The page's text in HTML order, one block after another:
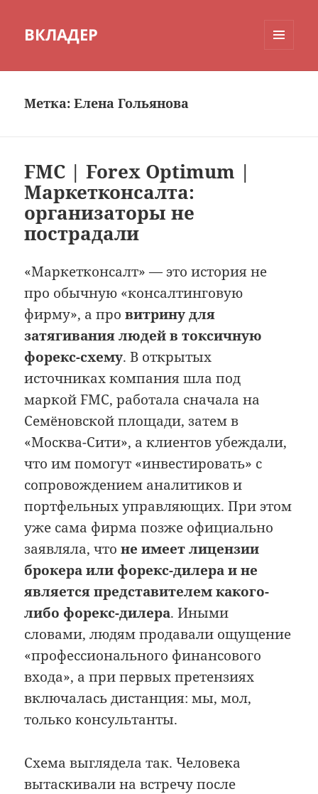
ВКЛАДЕР
Метка:Елена Гольянова
FMC | Forex Optimum |
Маркетконсалта:
организаторы не
пострадали
«Маркетконсалт» — это история не
про обычную «консалтинговую
фирму», а провитрину для
затягивания людей в токсичную
форекс-схему. В открытых
источниках компания шла под
маркой FMC, работала сначала на
Семёновской площади, затем в
«Москва-Сити», а клиентов убеждали,
что им помогут «инвестировать» с
сопровождением аналитиков и
портфельных управляющих. При этом
уже сама фирма позже официально
заявляла, чтоне имеет лицензии
брокера или форекс-дилера и не
является представителем какого-
либо форекс-дилера. Иными
словами, людям продавали ощущение
«профессионального финансового
входа», а при первых претензиях
включалась дистанция: мы, мол,
только консультанты.
Схема выглядела так. Человека
вытаскивали на встречу после